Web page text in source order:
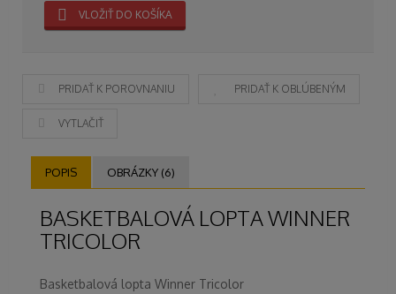
VLOŽIŤ DO KOŠÍKA
PRIDAŤ K POROVNANIU PRIDAŤ K OBĽÚBENÝM
VYTLAČIŤ
POPIS OBRÁZKY (6)
BASKETBALOVÁ LOPTA WINNER
TRICOLOR
Basketbalová lopta Winner Tricolor